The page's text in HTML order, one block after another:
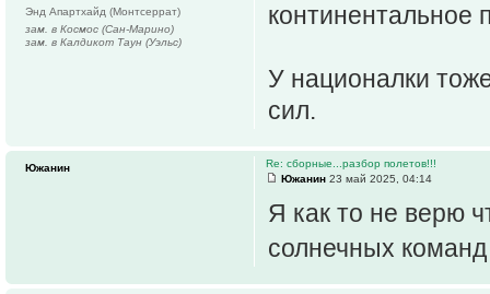
континентальное
У националки
сил.
Энд Апартхайд (Монтсеррат)
зам. в Космос (Сан-Марино)
зам. в Калдикот Таун (Уэльс)
Re: сборные...разбор полетов!!!
Южанин 23 май 2025, 04:14
Я как то не верю
солнечных
Южанин